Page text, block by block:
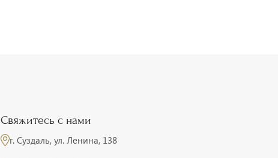
Свяжитесь с нами
г. Суздаль, ул. Ленина, 138